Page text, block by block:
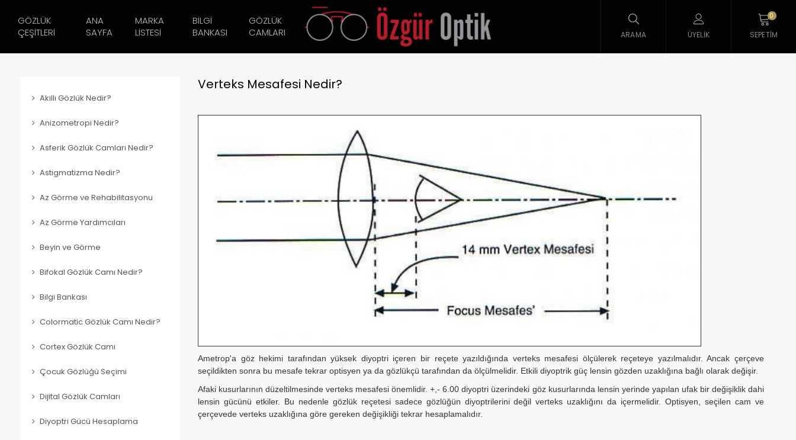
GÖZLÜK
ÇEŞITLERI
ANA
SAYFA
MARKA
LISTESI
BILGI
BANKASI
GÖZLÜK
CAMLARI
ARAMA ÜYELIK
0
SEPETIM
Akıllı Gözlük Nedir?
Anizometropi Nedir?
Asferik Gözlük Camları Nedir?
Astigmatizma Nedir?
Az Görme ve Rehabilitasyonu
Az Görme Yardımcıları
Beyin ve Görme
Bifokal Gözlük Camı Nedir?
Bilgi Bankası
Colormatic Gözlük Camı Nedir?
Cortex Gözlük Camı
Çocuk Gözlüğü Seçimi
Dijital Gözlük Camları
Diyoptri Gücü Hesaplama
Verteks Mesafesi Nedir?
Ametrop'a göz hekimi tarafından yüksek diyoptri içeren bir reçete yazıldığında verteks mesafesi ölçülerek reçeteye yazılmalıdır. Ancak çerçeve
seçildikten sonra bu mesafe tekrar optisyen ya da gözlükçü tarafından da ölçülmelidir. Etkili diyoptrik güç lensin gözden uzaklığına bağlı olarak değişir.
Afaki kusurlarının düzeltilmesinde verteks mesafesi önemlidir. +,- 6.00 diyoptri üzerindeki göz kusurlarında lensin yerinde yapılan ufak bir değişiklik dahi
lensin gücünü etkiler. Bu nedenle gözlük reçetesi sadece gözlüğün diyoptrilerini değil verteks uzaklığını da içermelidir. Optisyen, seçilen cam ve
çerçevede verteks uzaklığına göre gereken değişikliği tekrar hesaplamalıdır.